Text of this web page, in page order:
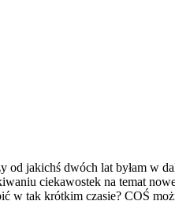
jakichś dwóch lat byłam w
ciekawostek na temat
w tak krótkim czasie? COŚ